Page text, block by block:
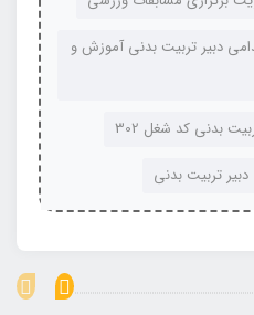
دبیر تربیت بدنی آموزش و
بدنی کد شغل 302
تربیت بدنی